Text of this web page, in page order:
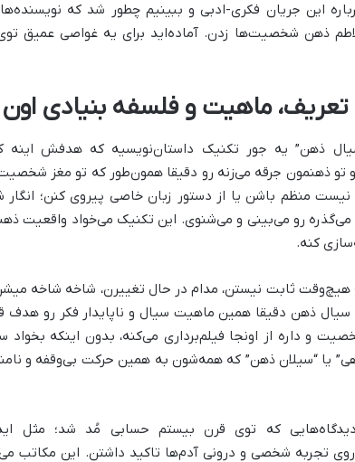
این جریان فکری-ادبی و ببینیم چطور شد که
ذهن شخصیت‌ها زدن. آماده‌اید برای یه غواصی عمیق
ماهیت و فلسفه بنیادی اون
ذهن” یه جور تکنیک داستان‌نویسیه که هدفش اینه
تو ذهنمون جرقه می‌زنه رو دقیقا همون‌طور که تو مغز
منظم باشن یا از دستور زبان خاصی پیروی کنن؛ انگار
رو می‌بینی و می‌شنوی. این تکنیک می‌خواد واقعیت
کنه.
هیچ‌وقت ثابت نیستن، مدام در حال تغییرن، شاخه شاخه
ذهن دقیقا همین ماهیت سیال و ناپایدار فکر رو هدف
و داره از اونجا فیلم‌برداری می‌کنه، بدون اینکه بخواد
یا “سیلان ذهن” که همه‌شون به همین حرکت بی‌وقفه و
که توی قرن بیستم حسابی مُد شد؛ مثل
تجربه شخصی و درونی آدم‌ها تاکید داشتن. این مکاتب